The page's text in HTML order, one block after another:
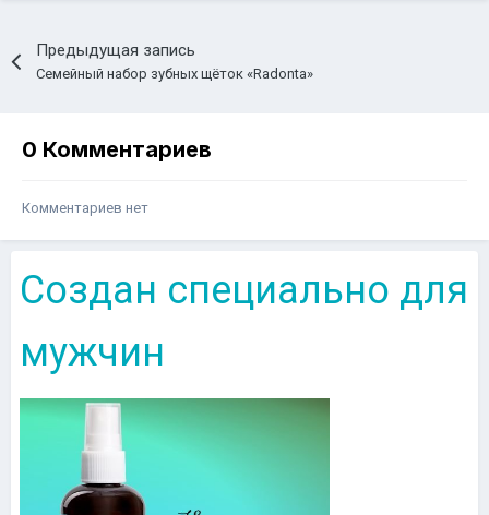
Предыдущая запись
Семейный набор зубных щёток «Radonta»
0 Комментариев
Комментариев нет
Создан специально для
мужчин